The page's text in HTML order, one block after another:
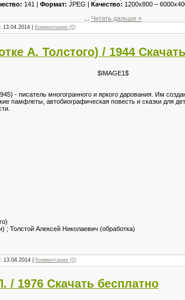
141 | Формат: JPEG | Качество: 1200x800 –
Читать дальше »
13.04.2014 Комментарии (0)
А. Толстого) / 1944
$IMAGE1$
- писатель многогранного и яркого дарования. Им
памфлеты, автобиографическая повесть и сказки для
; Толстой Алексей Николаевич (обработка)
13.04.2014 Комментарии (0)
1976 Скачать бесплатно